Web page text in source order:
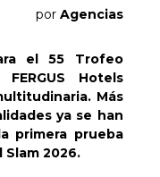
por Agencias
el 55 Trofeo
Hotels
Más
ya se han
primera prueba
Slam 2026.